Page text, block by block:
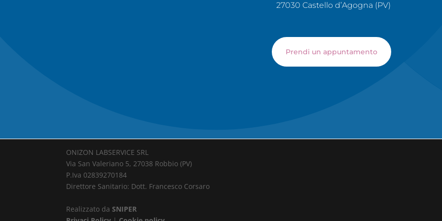
27030 Castello d’Agogna (PV)
Prendi un appuntamento
ONIZON LABSERVICE SRL
Via San Valeriano 5, 27038 Robbio (PV)
P.Iva 02839270184
Direttore Sanitario: Dott. Francesco Corsaro
Realizzato daSNIPER